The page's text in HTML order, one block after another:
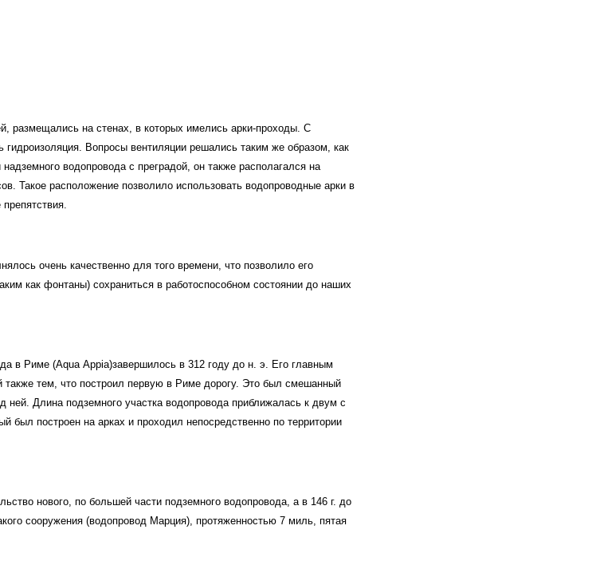
размещались на стенах, в которых имелись арки-проходы. С
Вопросы вентиляции решались таким же образом, как
водопровода с преградой, он также располагался на
Такое расположение позволило использовать водопроводные арки в
очень качественно для того времени, что позволило его
как фонтаны) сохраниться в работоспособном состоянии до наших
в Риме (Аqua Аррiа)завершилось в 312 году до н. э. Его главным
тем, что построил первую в Риме дорогу. Это был смешанный
ней. Длина подземного участка водопровода приближалась к двум с
был построен на арках и проходил непосредственно по территории
нового, по большей части подземного водопровода, а в 146 г. до
сооружения (водопровод Марция), протяженностью 7 миль, пятая